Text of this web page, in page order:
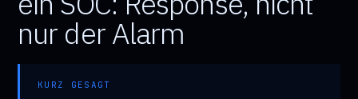
nur der Alarm
KURZ GESAGT